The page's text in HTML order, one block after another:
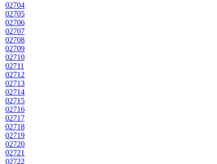
02704
02705
02706
02707
02708
02709
02710
02711
02712
02713
02714
02715
02716
02717
02718
02719
02720
02721
02722